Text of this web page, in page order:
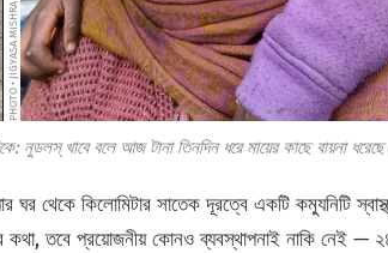
PHOTO • JIGYASA MISHRA
নুডলস্ খাবে বলে আজ টানা তিনদিন ধরে মায়ের কাছে বায়না
ঘর থেকে কিলোমিটার সাতেক দূরত্বে একটি কম্যুনিটি
কথা, তবে প্রয়োজনীয় কোনও ব্যবস্থাপনাই নাকি নেই —